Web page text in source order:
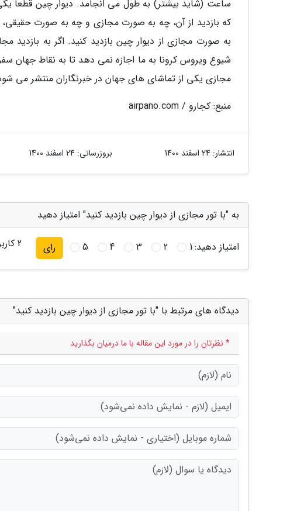
ساعت (شاید بیشتر) به طول می انجامد. دیوار چین قطعا
که بازدید از آن، چه به صورت مجازی و چه به صورت
به صورت مجازی از دیوار چین بازدید کنید. اگر به بازدید
شیوع ویروس کرونا به ما اجازه نمی دهد تا به نقاط جهان سفر
مجازی یکی از تماشای های جهان در خبرنگاران منتشر می
منبع: کجارو / airpano.com
انتشار: 24 اسفند 1400 بروزرسانی: 24 اسفند 1400
به "با تور مجازی از دیوار چین بازدید کنید" امتیاز دهید
2
امتیاز دهید:1
2
3
4
5 رای
دیدگاه های مرتبط با "با تور مجازی از دیوار چین بازدید کنید"
* نظرتان را در مورد این مقاله با ما درمیان بگذارید